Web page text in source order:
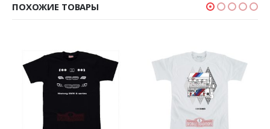
ПОХОЖИЕ ТОВАРЫ